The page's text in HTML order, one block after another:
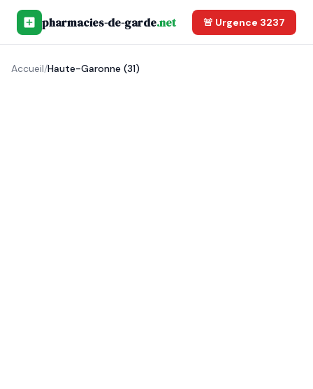
pharmacies-de-garde.net 🚨 Urgence 3237
Accueil/Haute-Garonne (31)